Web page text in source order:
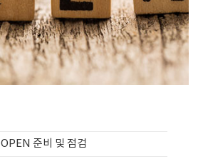
OPEN 준비 및 점검